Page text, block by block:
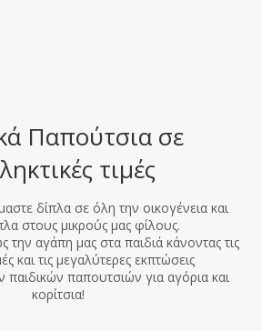
Παπούτσια σε
τιμές
δίπλα σε όλη την οικογένεια και
στους μικρούς μας φίλους.
την αγάπη μας στα παιδιά κάνοντας τις
και τις μεγαλύτερες εκπτώσεις
παιδικών παπουτσιών για αγόρια και
κορίτσια!